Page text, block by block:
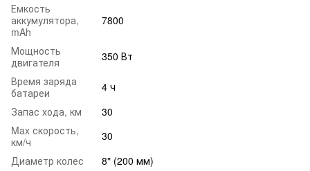
Емкость
аккумулятора,
mAh
7800
Мощность
двигателя
350 Вт
Время заряда
батареи
4 ч
Запас хода, км
30
Max скорость,
км/ч
30
Диаметр колес
8" (200 мм)